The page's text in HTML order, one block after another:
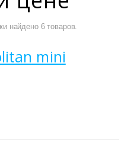
найдено 6 товаров.
mini